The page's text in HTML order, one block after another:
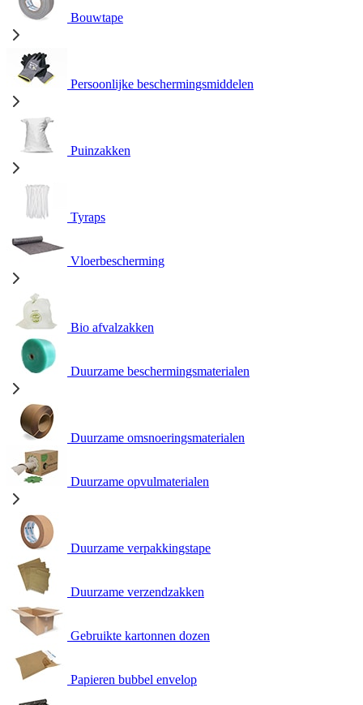
Bouwtape
Persoonlijke beschermingsmiddelen
Puinzakken
Tyraps
Vloerbescherming
Bio afvalzakken
Duurzame beschermingsmaterialen
Duurzame omsnoeringsmaterialen
Duurzame opvulmaterialen
Duurzame verpakkingstape
Duurzame verzendzakken
Gebruikte kartonnen dozen
Papieren bubbel envelop